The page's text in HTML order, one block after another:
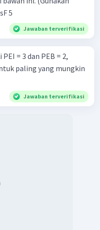
periodik unsur.) AsF 5
Jawaban terverifikasi
= 3 dan PEB = 2,
paling yang mungkin
Jawaban terverifikasi